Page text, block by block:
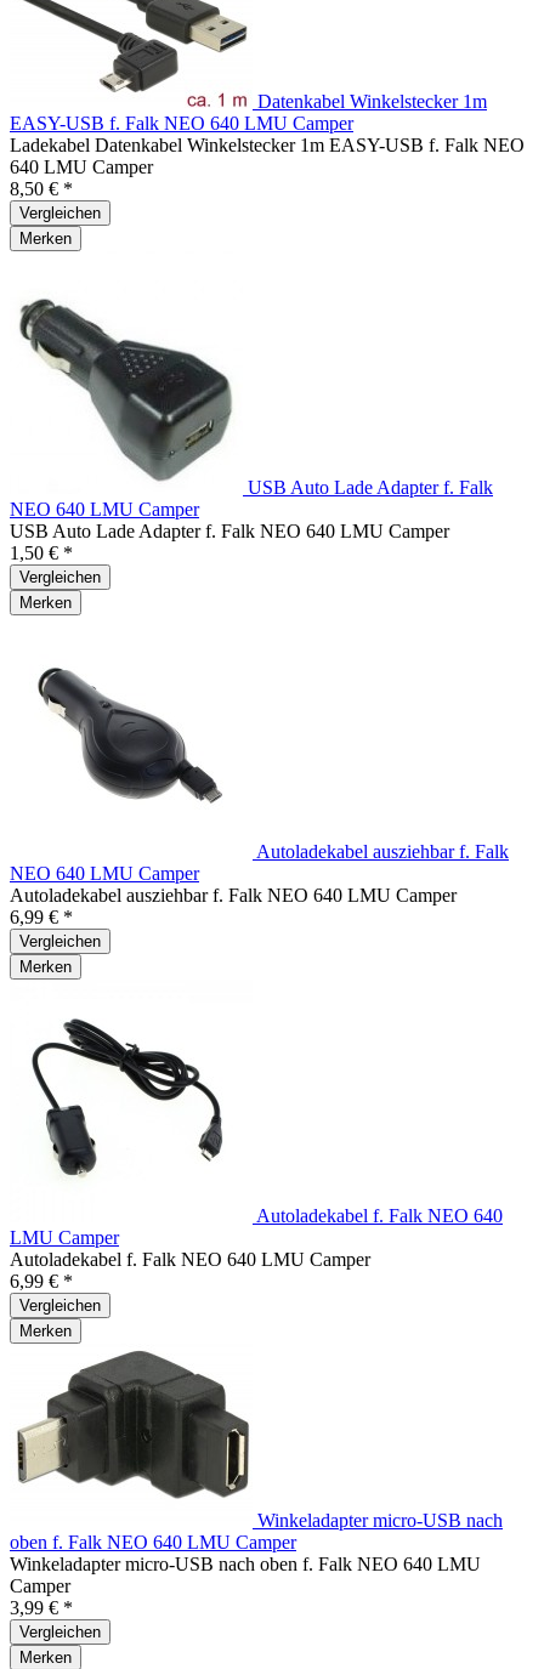
Datenkabel Winkelstecker 1m
EASY-USB f. Falk NEO 640 LMU Camper
Ladekabel Datenkabel Winkelstecker 1m EASY-USB f. Falk NEO
640 LMU Camper
8,50 € *
Vergleichen
Merken
USB Auto Lade Adapter f. Falk
NEO 640 LMU Camper
USB Auto Lade Adapter f. Falk NEO 640 LMU Camper
1,50 € *
Vergleichen
Merken
Autoladekabel ausziehbar f. Falk
NEO 640 LMU Camper
Autoladekabel ausziehbar f. Falk NEO 640 LMU Camper
6,99 € *
Vergleichen
Merken
Autoladekabel f. Falk NEO 640
LMU Camper
Autoladekabel f. Falk NEO 640 LMU Camper
6,99 € *
Vergleichen
Merken
Winkeladapter micro-USB nach
oben f. Falk NEO 640 LMU Camper
Winkeladapter micro-USB nach oben f. Falk NEO 640 LMU
Camper
3,99 € *
Vergleichen
Merken